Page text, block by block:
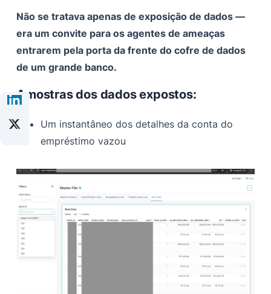
Não se tratava apenas de exposição de dados —
era um convite para os agentes de ameaças
entrarem pela porta da frente do cofre de dados
de um grande banco.
Amostras dos dados expostos:
Um instantâneo dos detalhes da conta do
empréstimo vazou